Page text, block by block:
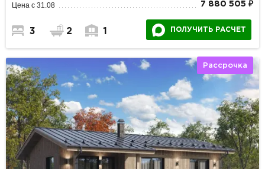
Цена с 31.08 7 880 505 ₽
3 2 1 ПОЛУЧИТЬ РАСЧЕТ
Рассрочка